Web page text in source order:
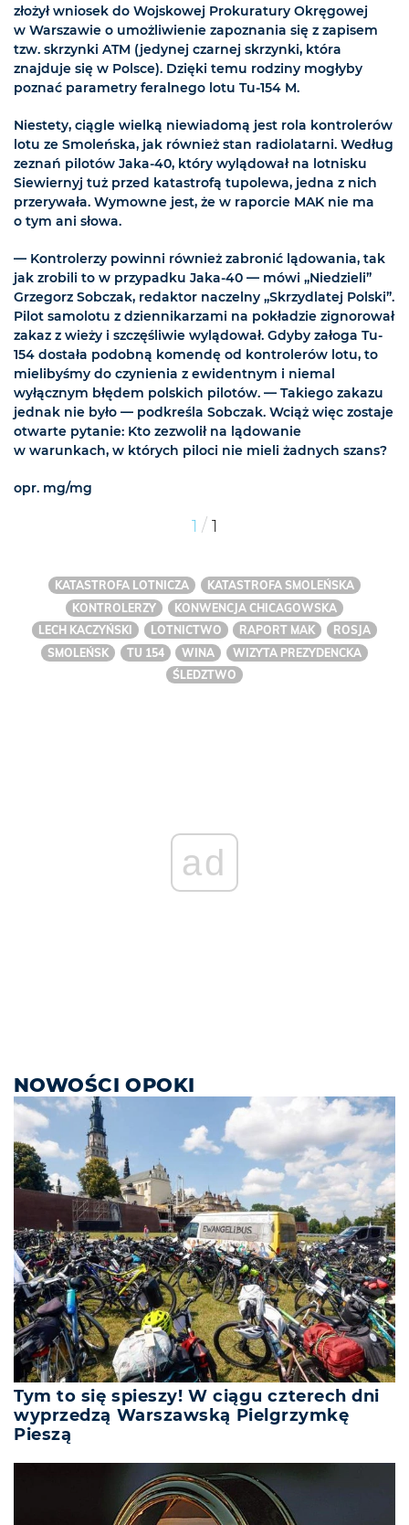
złożył wniosek do Wojskowej Prokuratury Okręgowej
w Warszawie o umożliwienie zapoznania się z zapisem
tzw. skrzynki ATM (jedynej czarnej skrzynki, która
znajduje się w Polsce). Dzięki temu rodziny mogłyby
poznać parametry feralnego lotu Tu-154 M.
Niestety, ciągle wielką niewiadomą jest rola kontrolerów
lotu ze Smoleńska, jak również stan radiolatarni. Według
zeznań pilotów Jaka-40, który wylądował na lotnisku
Siewiernyj tuż przed katastrofą tupolewa, jedna z nich
przerywała. Wymowne jest, że w raporcie MAK nie ma
o tym ani słowa.
— Kontrolerzy powinni również zabronić lądowania, tak
jak zrobili to w przypadku Jaka-40 — mówi „Niedzieli”
Grzegorz Sobczak, redaktor naczelny „Skrzydlatej Polski”.
Pilot samolotu z dziennikarzami na pokładzie zignorował
zakaz z wieży i szczęśliwie wylądował. Gdyby załoga Tu-
154 dostała podobną komendę od kontrolerów lotu, to
mielibyśmy do czynienia z ewidentnym i niemal
wyłącznym błędem polskich pilotów. — Takiego zakazu
jednak nie było — podkreśla Sobczak. Wciąż więc zostaje
otwarte pytanie: Kto zezwolił na lądowanie
w warunkach, w których piloci nie mieli żadnych szans?
opr. mg/mg
1 / 1
KATASTROFA LOTNICZA
KATASTROFA SMOLEŃSKA
KONTROLERZY
KONWENCJA CHICAGOWSKA
LECH KACZYŃSKI
LOTNICTWO RAPORT MAK
ROSJA
SMOLEŃSK
TU 154 WINA
WIZYTA PREZYDENCKA
ŚLEDZTWO
ad
NOWOŚCI OPOKI
Tym to się spieszy! W ciągu czterech dni
wyprzedzą Warszawską Pielgrzymkę
Pieszą